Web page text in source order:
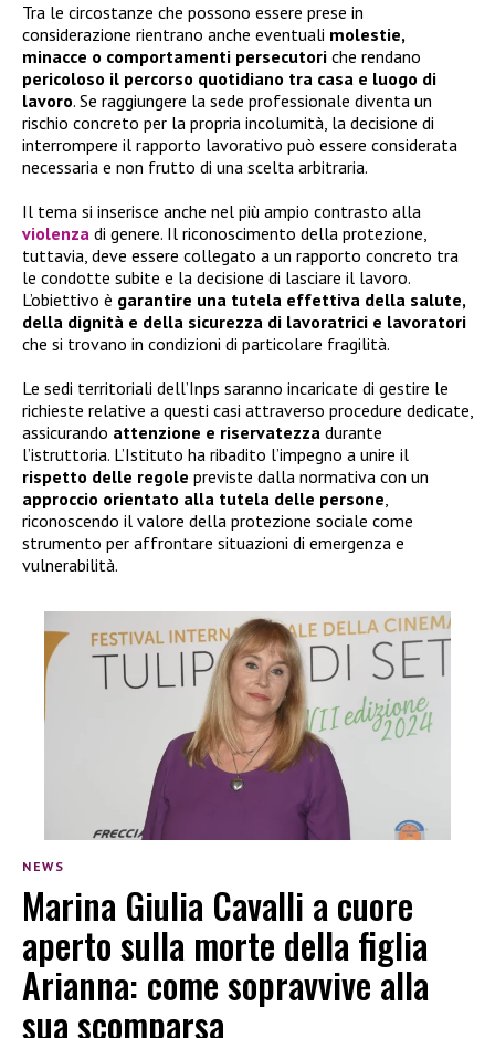
Tra le circostanze che possono essere prese in
considerazione rientrano anche eventuali molestie,
minacce o comportamenti persecutori che rendano
pericoloso il percorso quotidiano tra casa e luogo di
lavoro. Se raggiungere la sede professionale diventa un
rischio concreto per la propria incolumità, la decisione di
interrompere il rapporto lavorativo può essere considerata
necessaria e non frutto di una scelta arbitraria.
Il tema si inserisce anche nel più ampio contrasto alla
violenza di genere. Il riconoscimento della protezione,
tuttavia, deve essere collegato a un rapporto concreto tra
le condotte subite e la decisione di lasciare il lavoro.
L’obiettivo è garantire una tutela effettiva della salute,
della dignità e della sicurezza di lavoratrici e lavoratori
che si trovano in condizioni di particolare fragilità.
Le sedi territoriali dell’Inps saranno incaricate di gestire le
richieste relative a questi casi attraverso procedure dedicate,
assicurando attenzione e riservatezza durante
l’istruttoria. L’Istituto ha ribadito l’impegno a unire il
rispetto delle regole previste dalla normativa con un
approccio orientato alla tutela delle persone,
riconoscendo il valore della protezione sociale come
strumento per affrontare situazioni di emergenza e
vulnerabilità.
NEWS
Marina Giulia Cavalli a cuore
aperto sulla morte della figlia
Arianna: come sopravvive alla
sua scomparsa